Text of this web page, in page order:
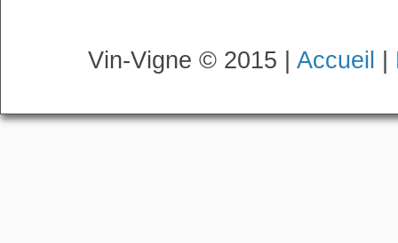
Vin-Vigne © 2015 | Accueil